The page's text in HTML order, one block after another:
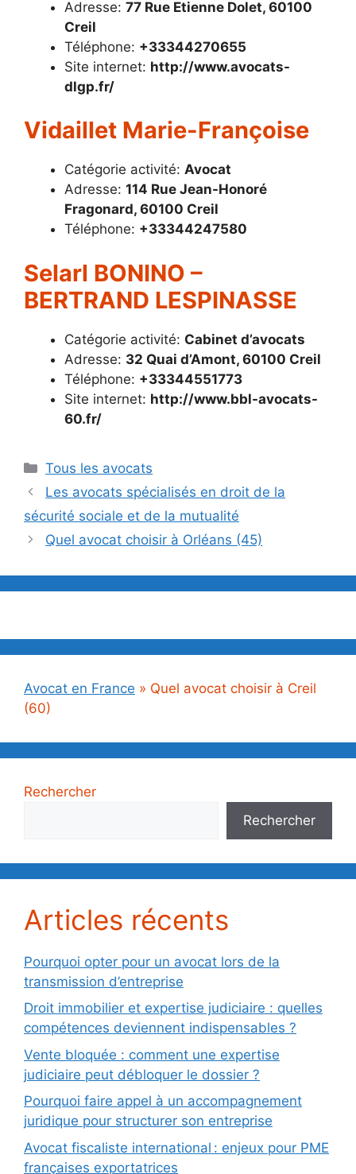
Adresse: 77 Rue Etienne Dolet, 60100
Creil
Téléphone: +33344270655
Site internet: http://www.avocats-
dlgp.fr/
Vidaillet Marie-Françoise
Catégorie activité: Avocat
Adresse: 114 Rue Jean-Honoré
Fragonard, 60100 Creil
Téléphone: +33344247580
Selarl BONINO –
BERTRAND LESPINASSE
Catégorie activité: Cabinet d’avocats
Adresse: 32 Quai d’Amont, 60100 Creil
Téléphone: +33344551773
Site internet: http://www.bbl-avocats-
60.fr/
Catégories
Tous les avocats
Les avocats spécialisés en droit de la
sécurité sociale et de la mutualité
Quel avocat choisir à Orléans (45)
Avocat en France » Quel avocat choisir à Creil
(60)
Rechercher
Rechercher
Articles récents
Pourquoi opter pour un avocat lors de la
transmission d’entreprise
Droit immobilier et expertise judiciaire : quelles
compétences deviennent indispensables ?
Vente bloquée : comment une expertise
judiciaire peut débloquer le dossier ?
Pourquoi faire appel à un accompagnement
juridique pour structurer son entreprise
Avocat fiscaliste international : enjeux pour PME
françaises exportatrices